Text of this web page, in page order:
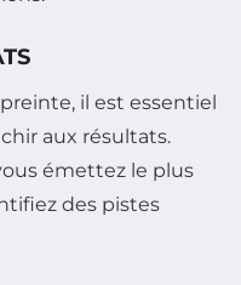
il est essentiel
aux résultats.
émettez le plus
des pistes